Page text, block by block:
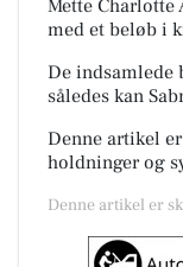
Mette Charlotte
med et beløb i
De indsamlede
således kan
Denne artikel
holdninger og
Denne artikel er